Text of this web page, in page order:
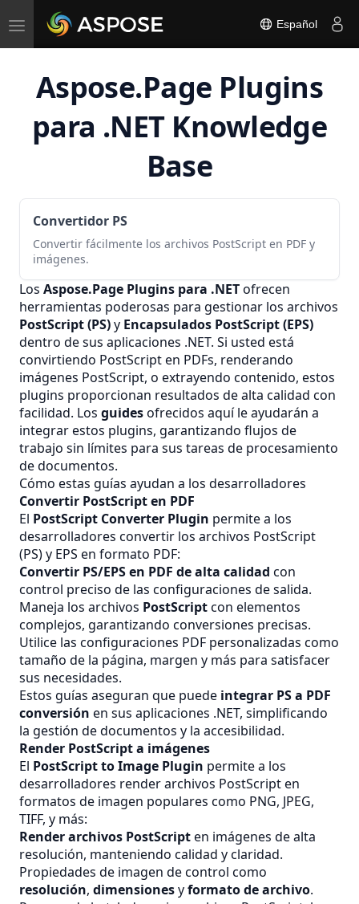
Toggle
navigation
Español
Aspose.Page Plugins
para .NET Knowledge
Base
Convertidor PS
Convertir fácilmente los archivos PostScript en PDF y
imágenes.
Los Aspose.Page Plugins para .NETofrecen
herramientas poderosas para gestionar los archivos
PostScript (PS)y Encapsulados PostScript (EPS)
dentro de sus aplicaciones .NET. Si usted está
convirtiendo PostScript en PDFs, renderando
imágenes PostScript, o extrayendo contenido, estos
plugins proporcionan resultados de alta calidad con
facilidad. Los guidesofrecidos aquí le ayudarán a
integrar estos plugins, garantizando flujos de
trabajo sin límites para sus tareas de procesamiento
de documentos.
Cómo estas guías ayudan a los desarrolladores
Convertir PostScript en PDF
El PostScript Converter Plugin permite a los
desarrolladores convertir los archivos PostScript
(PS) y EPS en formato PDF:
Convertir PS/EPS en PDF de alta calidad con
control preciso de las configuraciones de salida.
Maneja los archivos PostScriptcon elementos
complejos, garantizando conversiones precisas.
Utilice las configuraciones PDF personalizadas como
tamaño de la página, margen y más para satisfacer
sus necesidades.
Estos guías aseguran que puede integrar PSa PDF
conversión en sus aplicaciones .NET, simplificando
la gestión de documentos y la accesibilidad.
Render PostScript a imágenes
El PostScript to Image Plugin permite a los
desarrolladores render archivos PostScript en
formatos de imagen populares como PNG, JPEG,
TIFF, y más:
Render archivos PostScripten imágenes de alta
resolución, manteniendo calidad y claridad.
Propiedades de imagen de control como
resolución, dimensionesyformato de archivo.